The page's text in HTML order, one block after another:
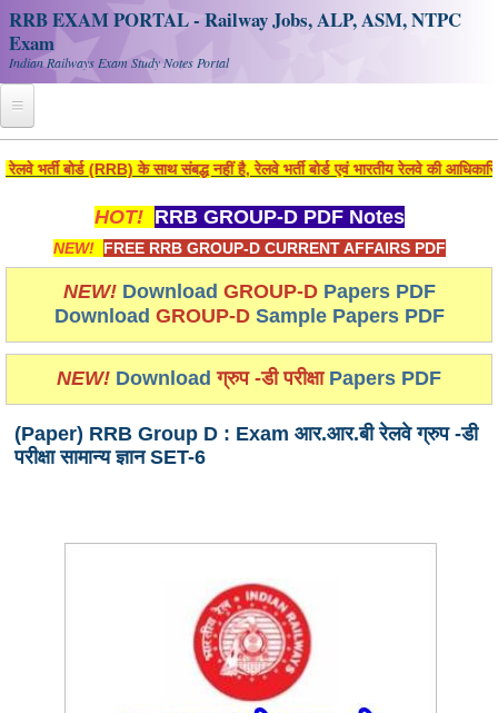
RRB EXAM PORTAL - Railway Jobs, ALP, ASM, NTPC
Exam
Indian Railways Exam Study Notes Portal
Register
Railway JOBS
RRB Apply Online
RRB Official Helpline
RRB Portal - हिन्दी
Study Notes
RRB Group-D Exam Study Kit
RRB लोको पायलट Study Kit
रेलवे भर्ती बोर्ड NTPC अध्ययन सामग्री
बोर्ड (RRB) के साथ संबद्ध नहीं है, रेलवे भर्ती बोर्ड एवं भारतीय रेलवे की आधिकारिक
HOT! RRB GROUP-D PDF Notes
NEW! FREE RRB GROUP-D CURRENT AFFAIRS PDF
NEW! Download GROUP-DPapers PDF
Download GROUP-DSample Papers PDF
NEW! Downloadग्रुप -डी परीक्षाPapers PDF
(Paper) RRB Group D : Exam आर.आर.बी रेलवे ग्रुप -डी
परीक्षा सामान्य ज्ञान SET-6